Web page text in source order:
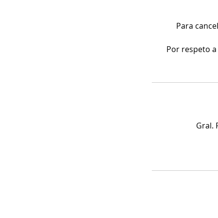
Para
Por respeto
Gral.